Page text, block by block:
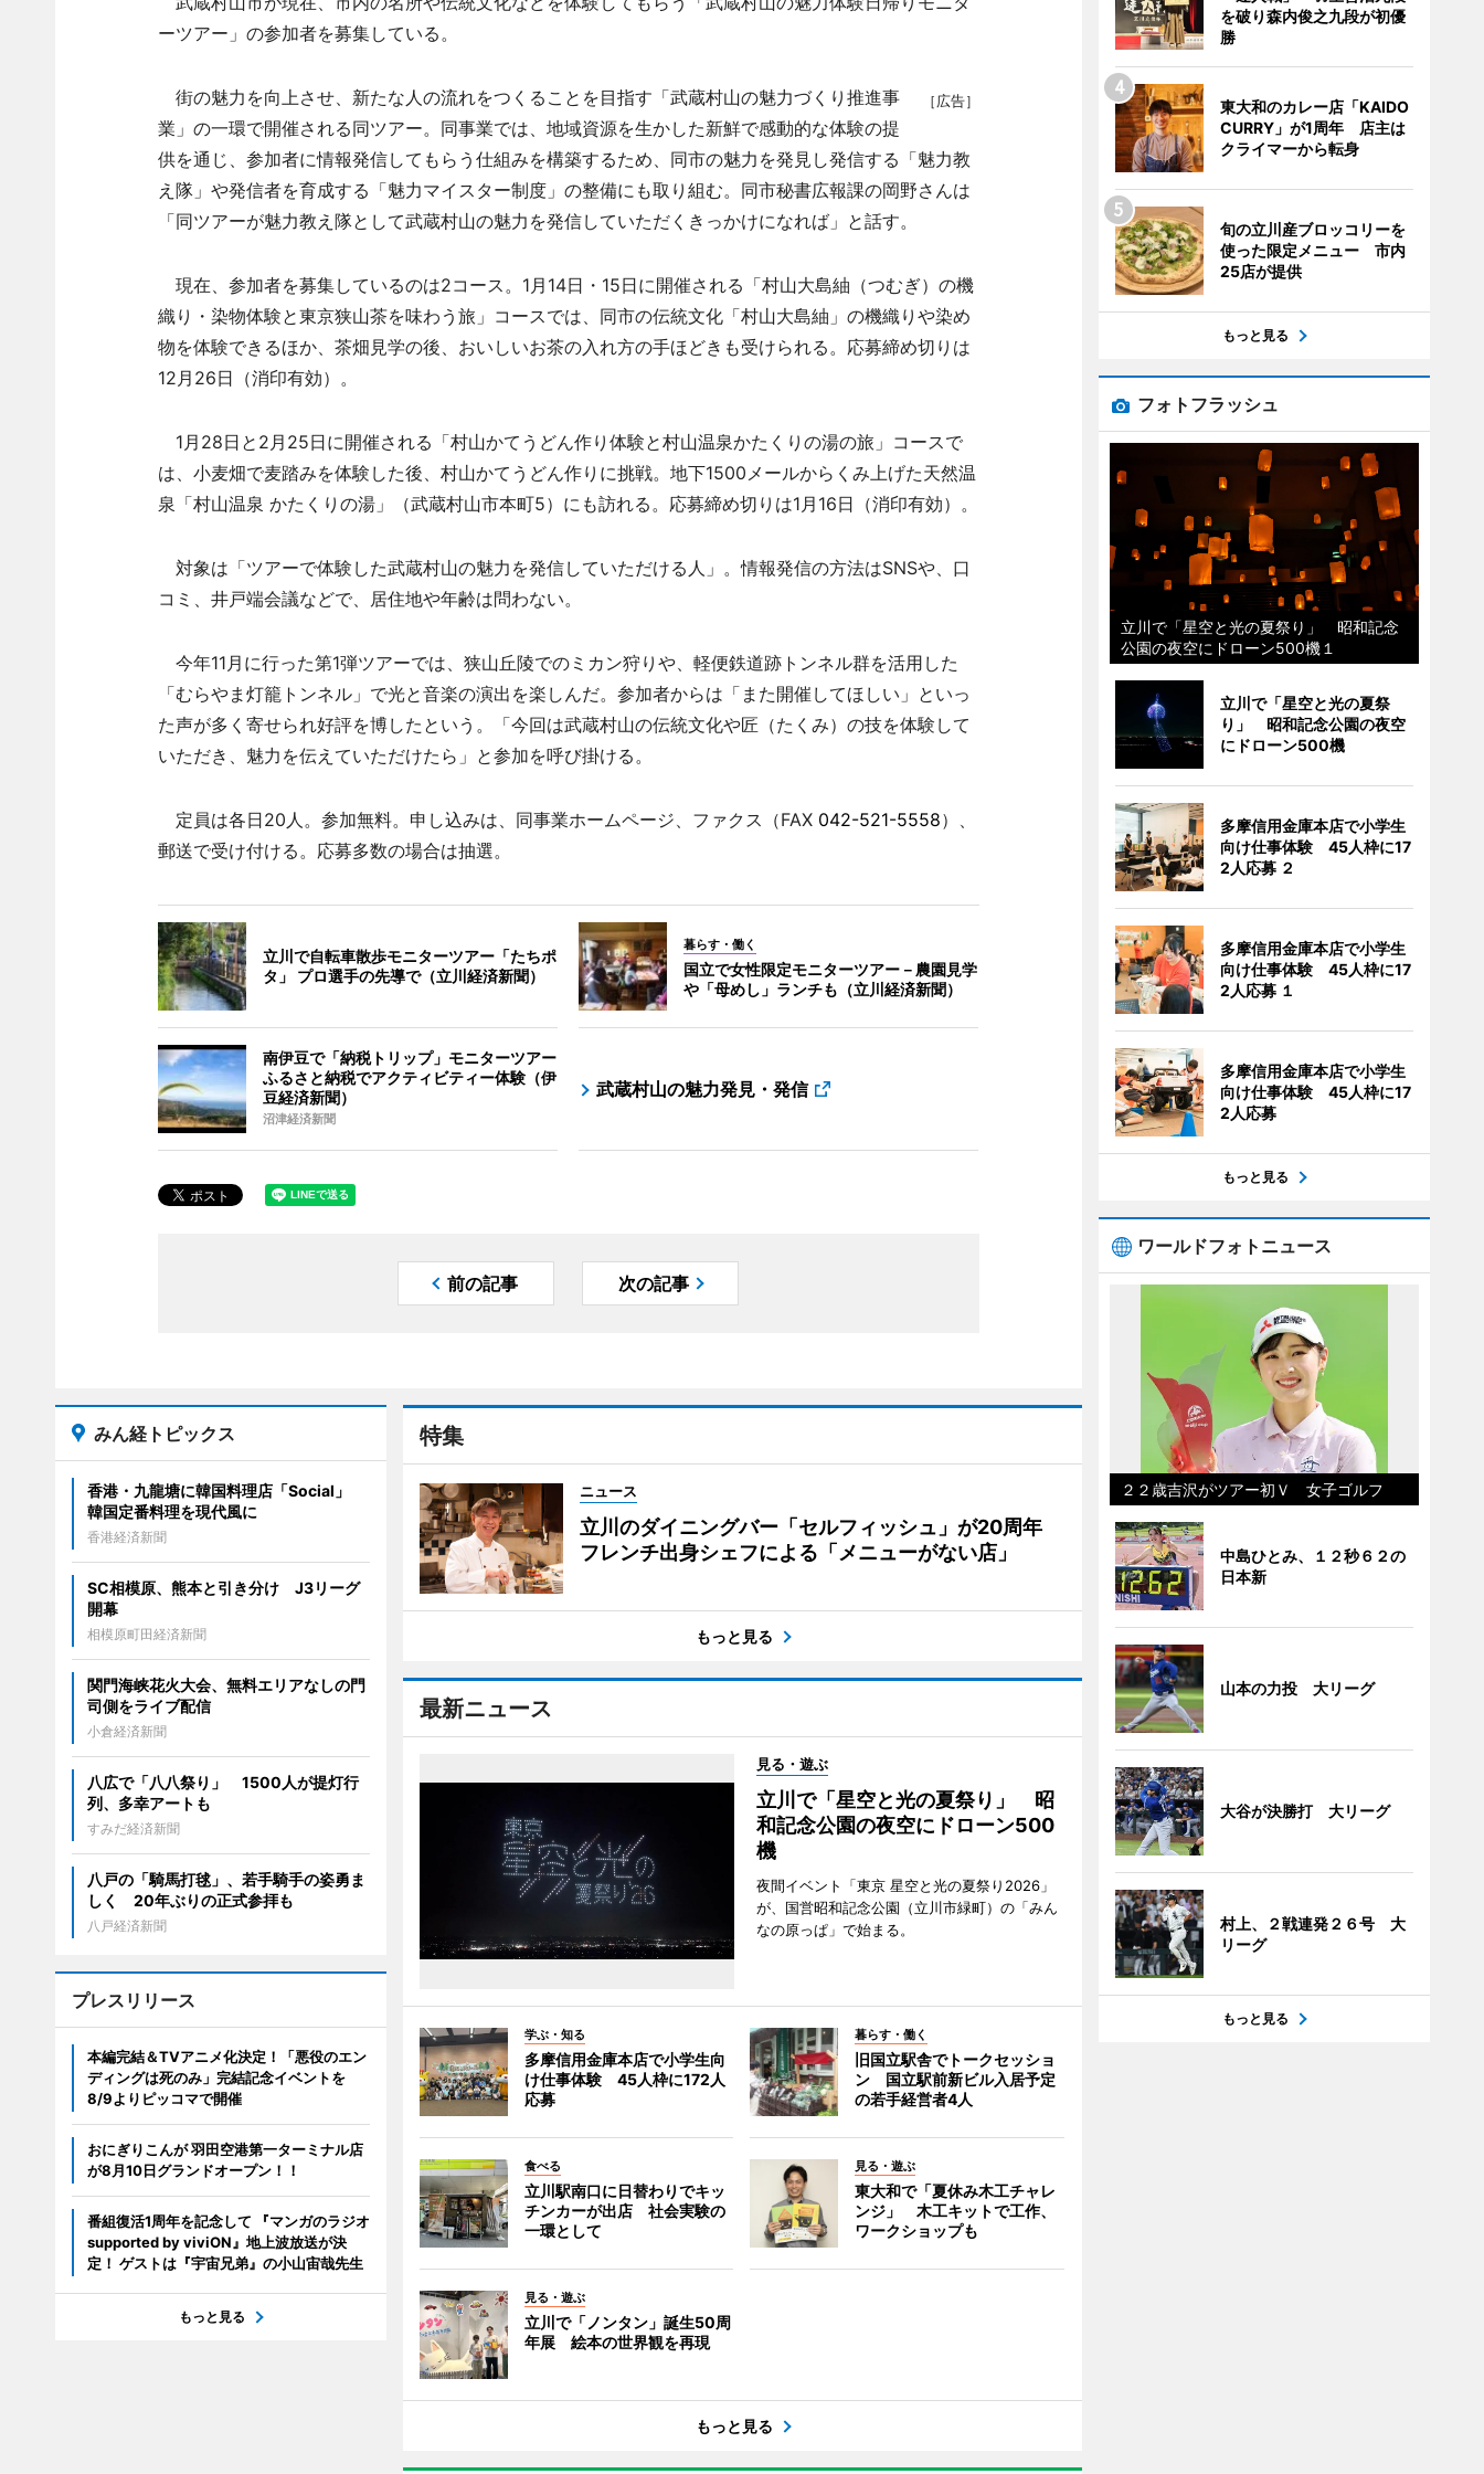
ーツアー」の参加者を募集している。
［広告］
街の魅力を向上させ、新たな人の流れをつくることを目指す「武蔵村山の魅力づくり推進事
業」の一環で開催される同ツアー。同事業では、地域資源を生かした新鮮で感動的な体験の提
供を通じ、参加者に情報発信してもらう仕組みを構築するため、同市の魅力を発見し発信する「魅力教
え隊」や発信者を育成する「魅力マイスター制度」の整備にも取り組む。同市秘書広報課の岡野さんは
「同ツアーが魅力教え隊として武蔵村山の魅力を発信していただくきっかけになれば」と話す。
現在、参加者を募集しているのは2コース。1月14日・15日に開催される「村山大島紬（つむぎ）の機
織り・染物体験と東京狭山茶を味わう旅」コースでは、同市の伝統文化「村山大島紬」の機織りや染め
物を体験できるほか、茶畑見学の後、おいしいお茶の入れ方の手ほどきも受けられる。応募締め切りは
12月26日（消印有効）。
1月28日と2月25日に開催される「村山かてうどん作り体験と村山温泉かたくりの湯の旅」コースで
は、小麦畑で麦踏みを体験した後、村山かてうどん作りに挑戦。地下1500メールからくみ上げた天然温
泉「村山温泉 かたくりの湯」（武蔵村山市本町5）にも訪れる。応募締め切りは1月16日（消印有効）。
対象は「ツアーで体験した武蔵村山の魅力を発信していただける人」。情報発信の方法はSNSや、口
コミ、井戸端会議などで、居住地や年齢は問わない。
今年11月に行った第1弾ツアーでは、狭山丘陵でのミカン狩りや、軽便鉄道跡トンネル群を活用した
「むらやま灯籠トンネル」で光と音楽の演出を楽しんだ。参加者からは「また開催してほしい」といっ
た声が多く寄せられ好評を博したという。「今回は武蔵村山の伝統文化や匠（たくみ）の技を体験して
いただき、魅力を伝えていただけたら」と参加を呼び掛ける。
定員は各日20人。参加無料。申し込みは、同事業ホームページ、ファクス（FAX 042-521-5558）、
郵送で受け付ける。応募多数の場合は抽選。
立川で自転車散歩モニターツアー「たちポ
タ」 プロ選手の先導で（立川経済新聞）
暮らす・働く
国立で女性限定モニターツアー－農園見学
や「母めし」ランチも（立川経済新聞）
南伊豆で「納税トリップ」モニターツアー
ふるさと納税でアクティビティー体験（伊
豆経済新聞）
沼津経済新聞
武蔵村山の魅力発見・発信
前の記事 次の記事
特集
ニュース
立川のダイニングバー「セルフィッシュ」が20周年
フレンチ出身シェフによる「メニューがない店」
もっと見る
最新ニュース
見る・遊ぶ
立川で「星空と光の夏祭り」 昭
和記念公園の夜空にドローン500
機
夜間イベント「東京 星空と光の夏祭り2026」
が、国営昭和記念公園（立川市緑町）の「みん
なの原っぱ」で始まる。
学ぶ・知る
多摩信用金庫本店で小学生向
け仕事体験 45人枠に172人
応募
暮らす・働く
旧国立駅舎でトークセッショ
ン 国立駅前新ビル入居予定
の若手経営者4人
食べる
立川駅南口に日替わりでキッ
チンカーが出店 社会実験の
一環として
見る・遊ぶ
東大和で「夏休み木工チャレ
ンジ」 木工キットで工作、
ワークショップも
見る・遊ぶ
立川で「ノンタン」誕生50周
年展 絵本の世界観を再現
もっと見る
みん経トピックス
香港・九龍塘に韓国料理店「Social」
韓国定番料理を現代風に
香港経済新聞
SC相模原、熊本と引き分け J3リーグ
開幕
相模原町田経済新聞
関門海峡花火大会、無料エリアなしの門
司側をライブ配信
小倉経済新聞
八広で「八八祭り」 1500人が提灯行
列、多幸アートも
すみだ経済新聞
八戸の「騎馬打毬」、若手騎手の姿勇ま
しく 20年ぶりの正式参拝も
八戸経済新聞
プレスリリース
本編完結＆TVアニメ化決定！「悪役のエン
ディングは死のみ」完結記念イベントを
8/9よりピッコマで開催
おにぎりこんが 羽田空港第一ターミナル店
が8月10日グランドオープン！！
番組復活1周年を記念して 『マンガのラジオ
supported by viviON』地上波放送が決
定！ ゲストは『宇宙兄弟』の小山宙哉先生
もっと見る
を破り森内俊之九段が初優
勝
東大和のカレー店「KAIDO
CURRY」が1周年 店主は
クライマーから転身
旬の立川産ブロッコリーを
使った限定メニュー 市内
25店が提供
もっと見る
フォトフラッシュ
立川で「星空と光の夏祭り」 昭和記念
公園の夜空にドローン500機１
立川で「星空と光の夏祭
り」 昭和記念公園の夜空
にドローン500機
多摩信用金庫本店で小学生
向け仕事体験 45人枠に17
2人応募 ２
多摩信用金庫本店で小学生
向け仕事体験 45人枠に17
2人応募 １
多摩信用金庫本店で小学生
向け仕事体験 45人枠に17
2人応募
もっと見る
ワールドフォトニュース
２２歳吉沢がツアー初Ｖ 女子ゴルフ
中島ひとみ、１２秒６２の
日本新
山本の力投 大リーグ
大谷が決勝打 大リーグ
村上、２戦連発２６号 大
リーグ
もっと見る